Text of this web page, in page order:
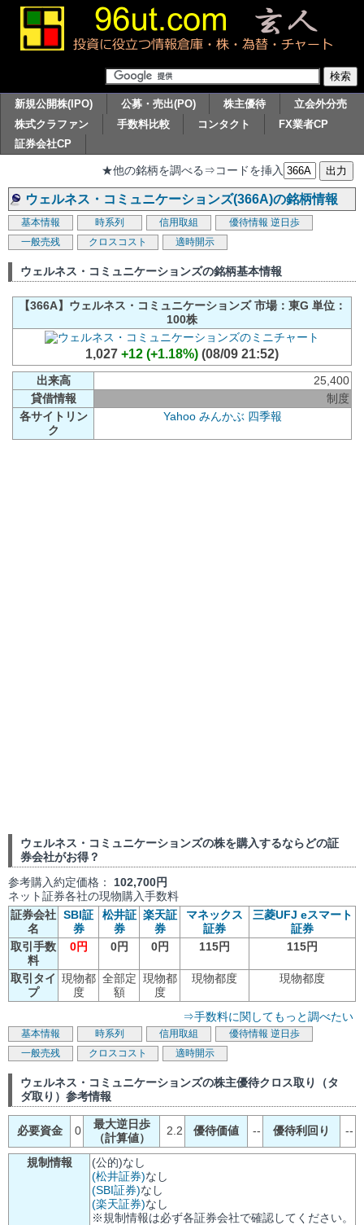
新規公開株(IPO) 公募・売出(PO) 株主優待
立会外分売
株式クラファン
手数料比較 コンタクト
FX業者CP
証券会社CP
★他の銘柄を調べる⇒コードを挿入
ウェルネス・コミュニケーションズ(366A)の銘柄情報
基本情報 時系列 信用取組 優待情報 逆日歩
一般売残
クロスコスト 適時開示
ウェルネス・コミュニケーションズの銘柄基本情報
【366A】ウェルネス・コミュニケーションズ 市場：東G 単位：
100株
1,027 +12 (+1.18%) (08/09 21:52)
出来高
25,400
貸借情報
制度
各サイトリン
ク
Yahoo みんかぶ 四季報
ウェルネス・コミュニケーションズの株を購入するならどの証
券会社がお得？
参考購入約定価格： 102,700円
ネット証券各社の現物購入手数料
証券会社
名
SBI証
券
松井証
券
楽天証
券
マネックス
証券
三菱UFJ eスマート
証券
取引手数
料
0円 0円 0円 115円 115円
取引タイ
プ
現物都
度
全部定
額
現物都
度
現物都度 現物都度
⇒手数料に関してもっと調べたい
基本情報 時系列 信用取組 優待情報 逆日歩
一般売残
クロスコスト 適時開示
ウェルネス・コミュニケーションズの株主優待クロス取り（タ
ダ取り）参考情報
必要資金 0
最大逆日歩
（計算値）
2.2 優待価値 -- 優待利回り --
規制情報
(公的)なし
(松井証券)なし
(SBI証券)なし
(楽天証券)なし
※規制情報は必ず各証券会社で確認してください。